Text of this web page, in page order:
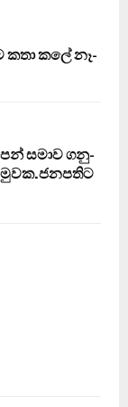
කලේ නෑ-
සමාව ගනු-